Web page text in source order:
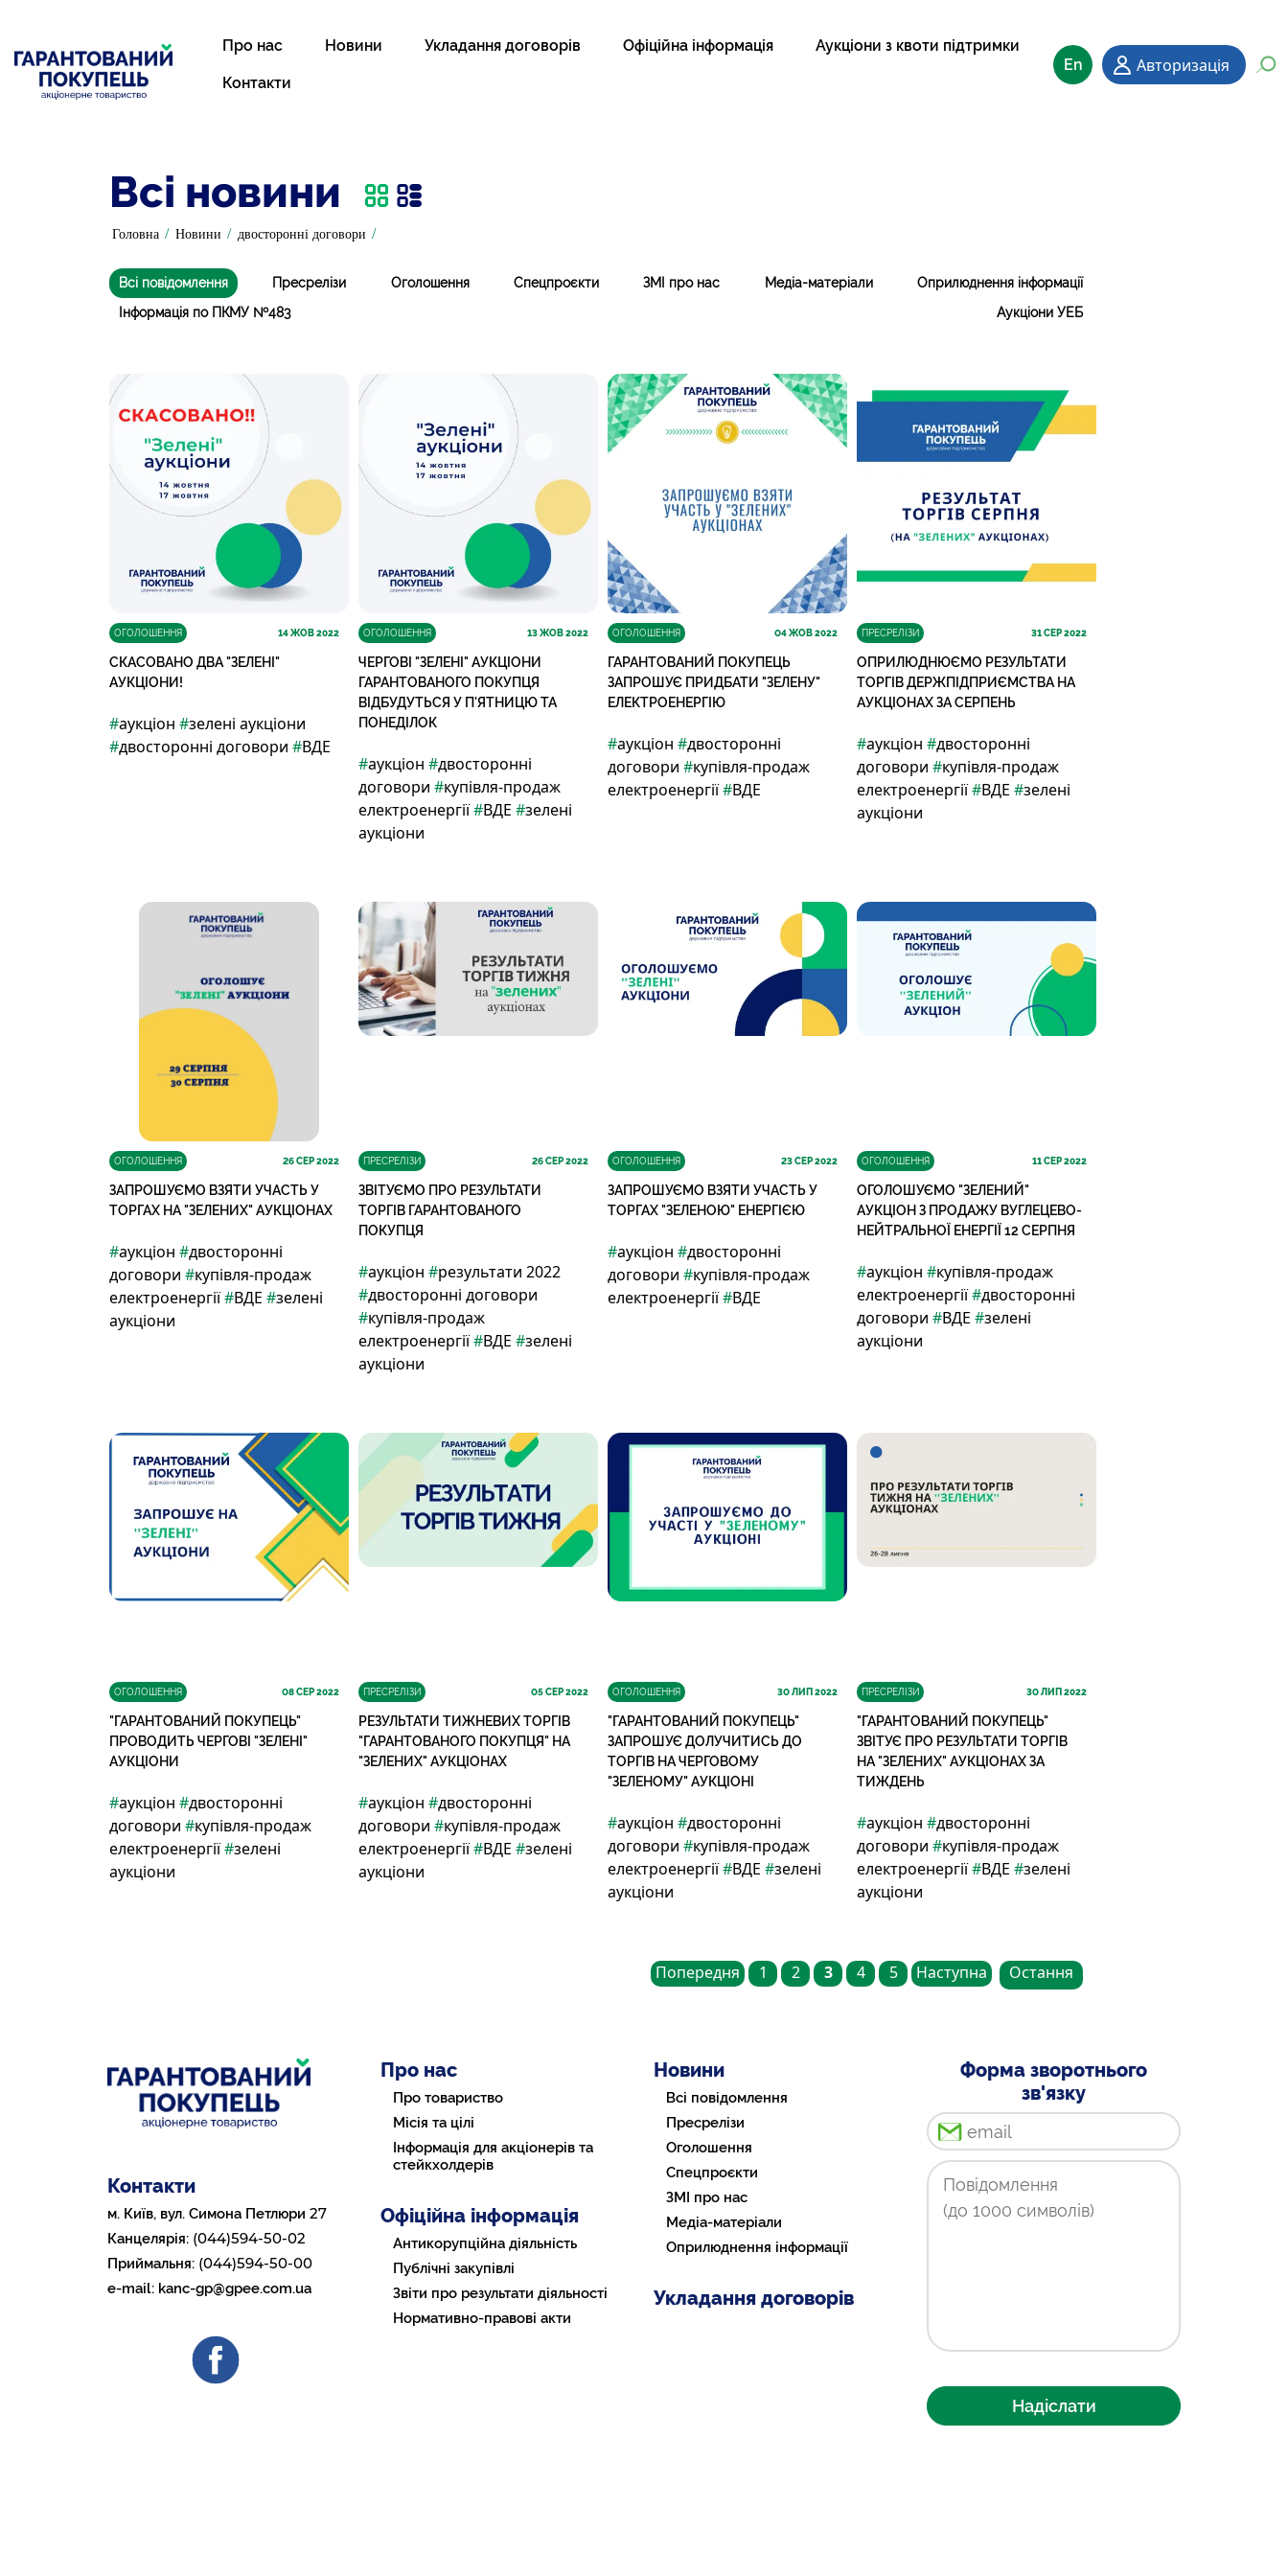
Про нас Новини Укладання договорів Офіційна інформація Аукціони з квоти підтримки
Контакти
En Авторизація
Всі новини
Головна / Новини / двосторонні договори /
Всі повідомлення Пресрелізи Оголошення Спецпроєкти ЗМІ про нас Медіа-матеріали
Оприлюднення інформації
Інформація по ПКМУ №483
Аукціони УЕБ
ОГОЛОШЕННЯ 14ЖОВ 2022
СКАСОВАНО ДВА "ЗЕЛЕНІ"
АУКЦІОНИ!
#аукціон #зелені аукціони
#двосторонні договори #ВДЕ
ОГОЛОШЕННЯ 13ЖОВ 2022
ЧЕРГОВІ "ЗЕЛЕНІ" АУКЦІОНИ
ГАРАНТОВАНОГО ПОКУПЦЯ
ВІДБУДУТЬСЯ У П'ЯТНИЦЮ ТА
ПОНЕДІЛОК
#аукціон #двосторонні
договори #купівля-продаж
електроенергії#ВДЕ #зелені
аукціони
ОГОЛОШЕННЯ 04ЖОВ 2022
ГАРАНТОВАНИЙ ПОКУПЕЦЬ
ЗАПРОШУЄ ПРИДБАТИ "ЗЕЛЕНУ"
ЕЛЕКТРОЕНЕРГІЮ
#аукціон #двосторонні
договори #купівля-продаж
електроенергії#ВДЕ
ПРЕСРЕЛІЗИ 31СЕР 2022
ОПРИЛЮДНЮЄМО РЕЗУЛЬТАТИ
ТОРГІВ ДЕРЖПІДПРИЄМСТВА НА
АУКЦІОНАХ ЗА СЕРПЕНЬ
#аукціон #двосторонні
договори #купівля-продаж
електроенергії#ВДЕ #зелені
аукціони
ОГОЛОШЕННЯ 26СЕР 2022
ЗАПРОШУЄМО ВЗЯТИ УЧАСТЬ У
ТОРГАХ НА "ЗЕЛЕНИХ" АУКЦІОНАХ
#аукціон #двосторонні
договори #купівля-продаж
електроенергії#ВДЕ #зелені
аукціони
ПРЕСРЕЛІЗИ 26СЕР 2022
ЗВІТУЄМО ПРО РЕЗУЛЬТАТИ
ТОРГІВ ГАРАНТОВАНОГО
ПОКУПЦЯ
#аукціон #результати 2022
#двосторонні договори
#купівля-продаж
електроенергії#ВДЕ #зелені
аукціони
ОГОЛОШЕННЯ 23СЕР 2022
ЗАПРОШУЄМО ВЗЯТИ УЧАСТЬ У
ТОРГАХ "ЗЕЛЕНОЮ" ЕНЕРГІЄЮ
#аукціон #двосторонні
договори #купівля-продаж
електроенергії#ВДЕ
ОГОЛОШЕННЯ 11СЕР 2022
ОГОЛОШУЄМО "ЗЕЛЕНИЙ"
АУКЦІОН З ПРОДАЖУ ВУГЛЕЦЕВО-
НЕЙТРАЛЬНОЇ ЕНЕРГІЇ 12 СЕРПНЯ
#аукціон #купівля-продаж
електроенергії#двосторонні
договори #ВДЕ #зелені
аукціони
ОГОЛОШЕННЯ 08СЕР 2022
"ГАРАНТОВАНИЙ ПОКУПЕЦЬ"
ПРОВОДИТЬ ЧЕРГОВІ "ЗЕЛЕНІ"
АУКЦІОНИ
#аукціон #двосторонні
договори #купівля-продаж
електроенергії#зелені
аукціони
ПРЕСРЕЛІЗИ 05СЕР 2022
РЕЗУЛЬТАТИ ТИЖНЕВИХ ТОРГІВ
"ГАРАНТОВАНОГО ПОКУПЦЯ" НА
"ЗЕЛЕНИХ" АУКЦІОНАХ
#аукціон #двосторонні
договори #купівля-продаж
електроенергії#ВДЕ #зелені
аукціони
ОГОЛОШЕННЯ 30ЛИП 2022
"ГАРАНТОВАНИЙ ПОКУПЕЦЬ"
ЗАПРОШУЄ ДОЛУЧИТИСЬ ДО
ТОРГІВ НА ЧЕРГОВОМУ
"ЗЕЛЕНОМУ" АУКЦІОНІ
#аукціон #двосторонні
договори #купівля-продаж
електроенергії#ВДЕ #зелені
аукціони
ПРЕСРЕЛІЗИ 30ЛИП 2022
"ГАРАНТОВАНИЙ ПОКУПЕЦЬ"
ЗВІТУЄ ПРО РЕЗУЛЬТАТИ ТОРГІВ
НА "ЗЕЛЕНИХ" АУКЦІОНАХ ЗА
ТИЖДЕНЬ
#аукціон #двосторонні
договори #купівля-продаж
електроенергії#ВДЕ #зелені
аукціони
Попередня 1 2 3 4 5 Наступна Остання
Контакти
м. Київ, вул. Симона Петлюри 27
Канцелярія: (044)594-50-02
Приймальня: (044)594-50-00
e-mail: kanc-gp@gpee.com.ua
Про нас
Про товариство
Місія та цілі
Інформація для акціонерів та
стейкхолдерів
Офіційна інформація
Антикорупційна діяльність
Публічні закупівлі
Звіти про результати діяльності
Нормативно-правові акти
Новини
Всі повідомлення
Пресрелізи
Оголошення
Спецпроєкти
ЗМІ про нас
Медіа-матеріали
Оприлюднення інформації
Укладання договорів
Форма зворотнього
зв'язку